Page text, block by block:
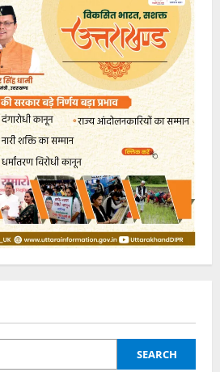
SEARCH